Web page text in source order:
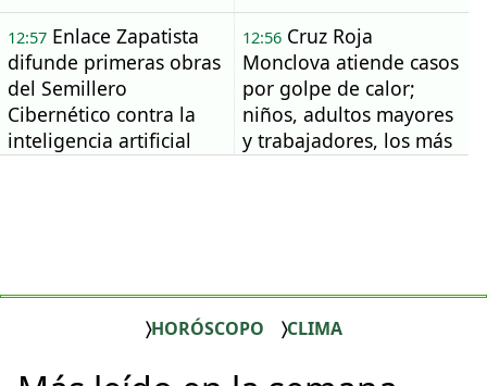
12:57Enlace Zapatista
difunde primeras obras
del Semillero
Cibernético contra la
inteligencia artificial
12:56Cruz Roja
Monclova atiende casos
por golpe de calor;
niños, adultos mayores
y trabajadores, los más
HORÓSCOPO CLIMA